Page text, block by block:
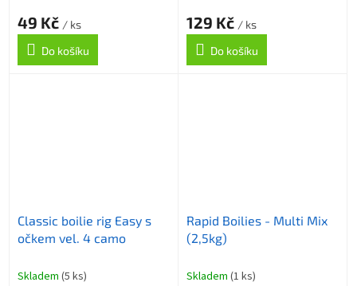
49 Kč / ks
Do košíku
129 Kč / ks
Do košíku
Classic boilie rig Easy s
očkem vel. 4 camo
Skladem (5 ks)
Rapid Boilies - Multi Mix
(2,5kg)
Skladem (1 ks)